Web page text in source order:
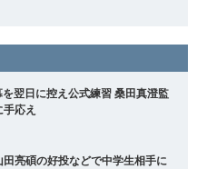
翌日に控え公式練習 桑田真澄監
応え
亮碩の好投などで中学生相手に